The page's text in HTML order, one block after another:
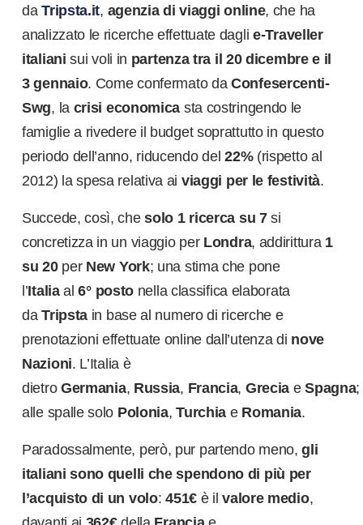
daTripsta.it, agenzia di viaggi online, che ha
analizzato le ricerche effettuate dagli e-Traveller
italiani sui voli in partenzatra il 20 dicembre e il
3 gennaio. Come confermato daConfesercenti-
Swg, la crisi economica sta costringendo le
famiglie a rivedere il budget soprattutto in questo
periodo dell’anno, riducendo del22% (rispetto al
2012) la spesa relativa ai viaggi per le festività.
Succede, così, chesolo 1 ricerca su 7si
concretizza in un viaggio perLondra, addirittura 1
su 20per New York; una stima che pone
l’Italiaal6° posto nella classifica elaborata
daTripsta in base al numero di ricerche e
prenotazioni effettuate online dall’utenza di nove
Nazioni. L’Italia è
dietro Germania, Russia, Francia, Grecia eSpagna;
alle spalle solo Polonia,Turchia e Romania.
Paradossalmente, però, pur partendo meno,gli
italiani sono quelli che spendono di più per
l’acquisto di un volo:451€ è ilvalore medio,